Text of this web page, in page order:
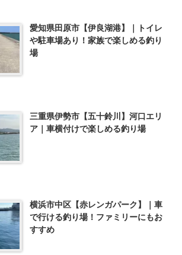
愛知県田原市【伊良湖港】｜トイレ
や駐車場あり！家族で楽しめる釣り
場
三重県伊勢市【五十鈴川】河口エリ
ア｜車横付けで楽しめる釣り場
横浜市中区【赤レンガパーク】｜車
で行ける釣り場！ファミリーにもお
すすめ